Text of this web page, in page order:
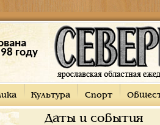
году
Культура Спорт
Даты и события